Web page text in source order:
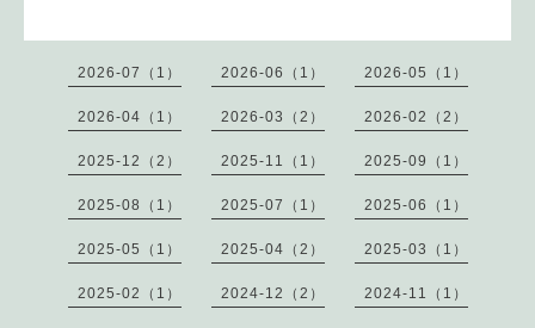
2026-07（1） 2026-06（1） 2026-05（1）
2026-04（1） 2026-03（2） 2026-02（2）
2025-12（2） 2025-11（1） 2025-09（1）
2025-08（1） 2025-07（1） 2025-06（1）
2025-05（1） 2025-04（2） 2025-03（1）
2025-02（1） 2024-12（2） 2024-11（1）